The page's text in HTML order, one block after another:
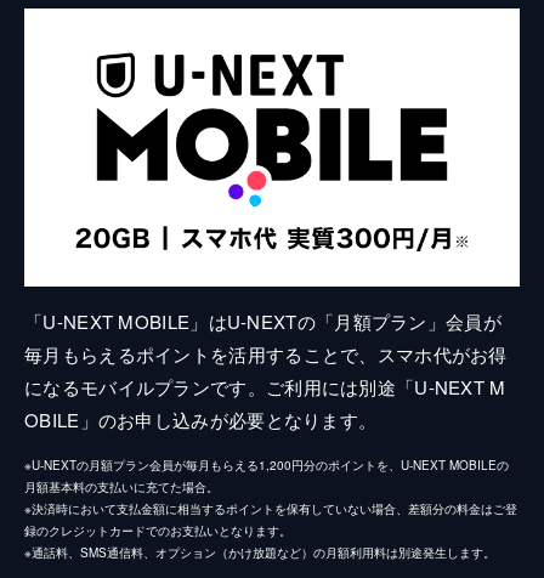
「U-NEXT MOBILE」はU-NEXTの「月額プラン」会員が
毎月もらえるポイントを活用することで、スマホ代がお得
になるモバイルプランです。ご利用には別途「U-NEXT M
OBILE」のお申し込みが必要となります。
※U-NEXTの月額プラン会員が毎月もらえる1,200円分のポイントを、U-NEXT MOBILEの
月額基本料の支払いに充てた場合。
※決済時において支払金額に相当するポイントを保有していない場合、差額分の料金はご登
録のクレジットカードでのお支払いとなります。
※通話料、SMS通信料、オプション（かけ放題など）の月額利用料は別途発生します。